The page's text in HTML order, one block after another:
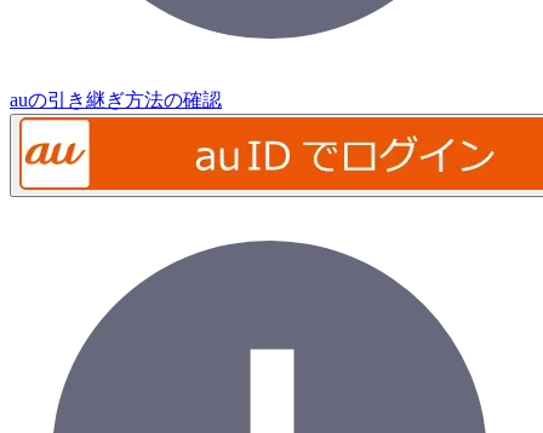
auの引き継ぎ方法の確認